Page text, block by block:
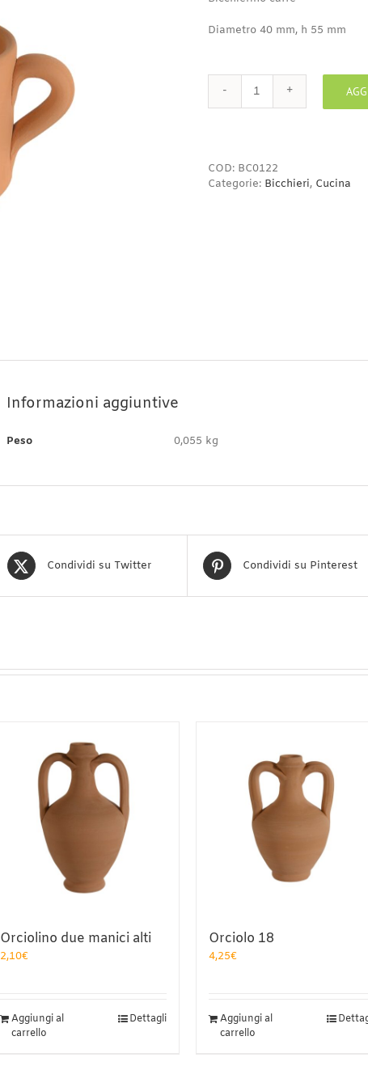
Diametro 40 mm, h 55 mm
Bicchierino
COD: BC0122
Categorie: Bicchieri, Cucina
Informazioni aggiuntive
Peso 0,055 kg
Condividi su Twitter Condividi su Pinterest
Orciolino due manici alti
2,10€
Aggiungi al
carrello
Dettagli
Orciolo 18
4,25€
Aggiungi al
carrello